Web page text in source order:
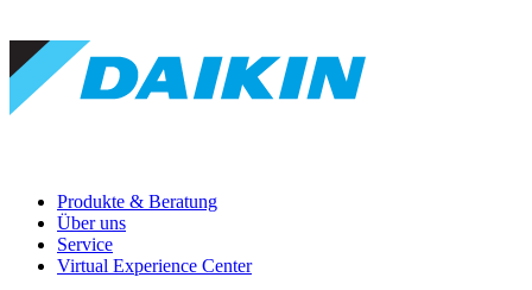
Produkte & Beratung
Über uns
Service
Virtual Experience Center